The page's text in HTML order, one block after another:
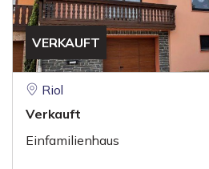
VERKAUFT
Riol
Verkauft
Einfamilienhaus